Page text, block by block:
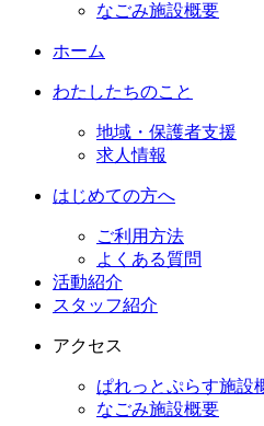
なごみ施設概要
ホーム
わたしたちのこと
地域・保護者支援
求人情報
はじめての方へ
ご利用方法
よくある質問
活動紹介
スタッフ紹介
アクセス
ぱれっとぷらす施設
なごみ施設概要